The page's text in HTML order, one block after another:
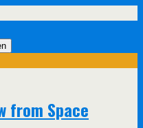
from Space